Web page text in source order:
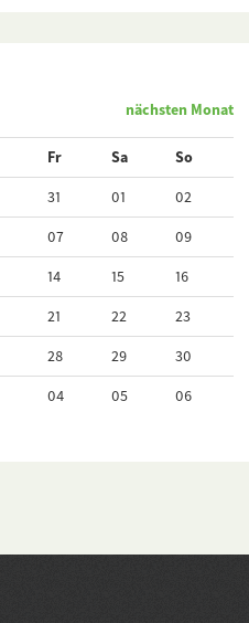
nächsten Monat
Fr Sa
So
31 01
02
07 08
09
14 15
16
21 22
23
28 29
30
04 05 06